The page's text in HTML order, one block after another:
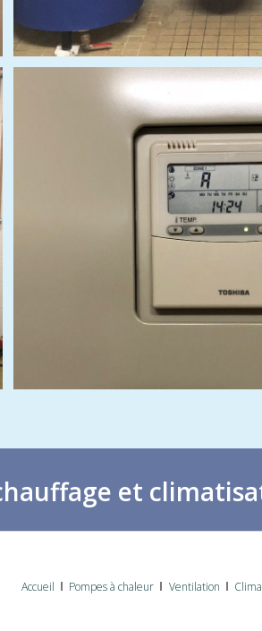
et
Accueil Pompes à chaleur Ventilation